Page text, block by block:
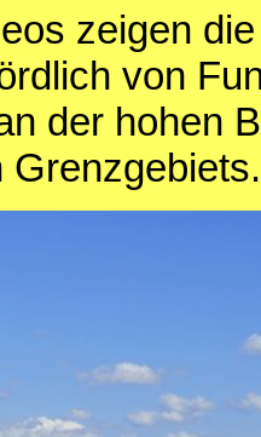
zeigen
von
der hohen
Grenzgebiets.